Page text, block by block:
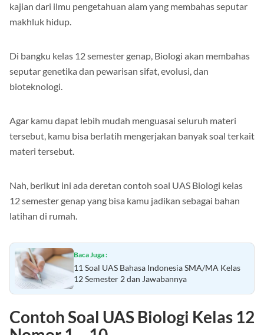
kajian dari ilmu pengetahuan alam yang membahas seputar
makhluk hidup.
Di bangku kelas 12 semester genap, Biologi akan membahas
seputar genetika dan pewarisan sifat, evolusi, dan
bioteknologi.
Agar kamu dapat lebih mudah menguasai seluruh materi
tersebut, kamu bisa berlatih mengerjakan banyak soal terkait
materi tersebut.
Nah, berikut ini ada deretan contoh soal UAS Biologi kelas
12 semester genap yang bisa kamu jadikan sebagai bahan
latihan di rumah.
Baca Juga :
11 Soal UAS Bahasa Indonesia SMA/MA Kelas
12 Semester 2 dan Jawabannya
Contoh Soal UAS Biologi Kelas 12